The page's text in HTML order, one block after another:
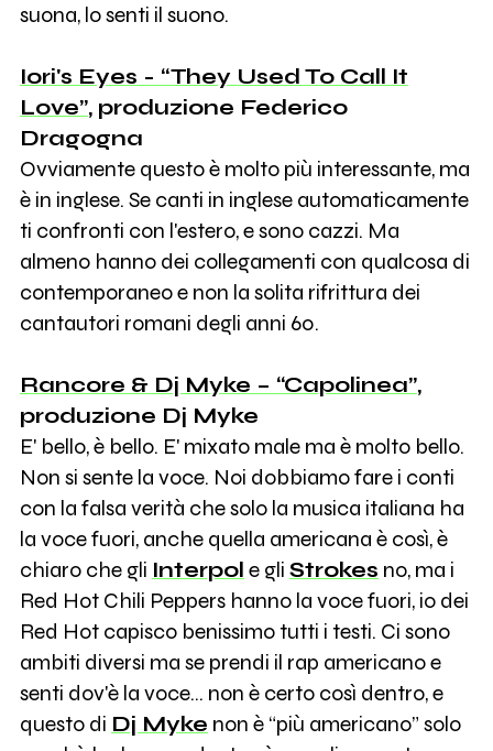
suona, lo senti il suono.
Iori's Eyes - “They Used To Call It
Love”, produzione Federico
Dragogna
Ovviamente questo è molto più interessante, ma
è in inglese. Se canti in inglese automaticamente
ti confronti con l'estero, e sono cazzi. Ma
almeno hanno dei collegamenti con qualcosa di
contemporaneo e non la solita rifrittura dei
cantautori romani degli anni 60.
Rancore & Dj Myke – “Capolinea”,
produzione Dj Myke
E' bello, è bello. E' mixato male ma è molto bello.
Non si sente la voce. Noi dobbiamo fare i conti
con la falsa verità che solo la musica italiana ha
la voce fuori, anche quella americana è così, è
chiaro che gli Interpol e gli Strokes no, ma i
Red Hot Chili Peppers hanno la voce fuori, io dei
Red Hot capisco benissimo tutti i testi. Ci sono
ambiti diversi ma se prendi il rap americano e
senti dov'è la voce... non è certo così dentro, e
questo di Dj Myke non è “più americano” solo